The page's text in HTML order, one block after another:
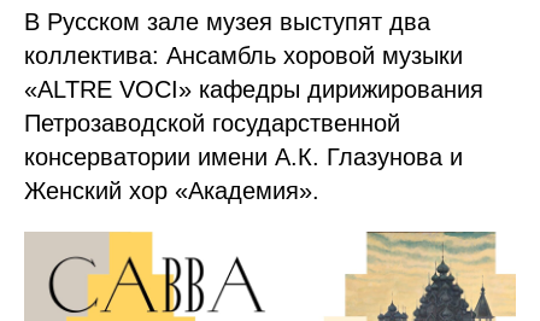
В Русском зале музея выступят два
коллектива: Ансамбль хоровой музыки
«ALTRE VOCI» кафедры дирижирования
Петрозаводской государственной
консерватории имени А.К. Глазунова и
Женский хор «Академия».